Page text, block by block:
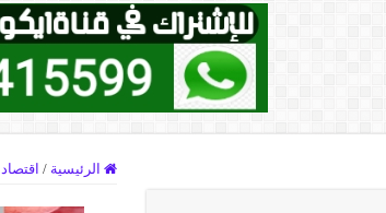
الرئيسية / اقتصاد